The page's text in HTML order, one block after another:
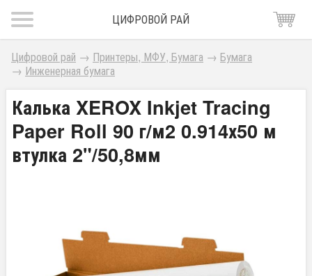
ЦИФРОВОЙ РАЙ
Цифровой рай → Принтеры, МФУ, Бумага → Бумага
→ Инженерная бумага
Калька XEROX Inkjet Tracing
Paper Roll 90 г/м2 0.914х50 м
втулка 2"/50,8мм